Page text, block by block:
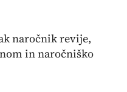
naročnik revije,
in naročniško